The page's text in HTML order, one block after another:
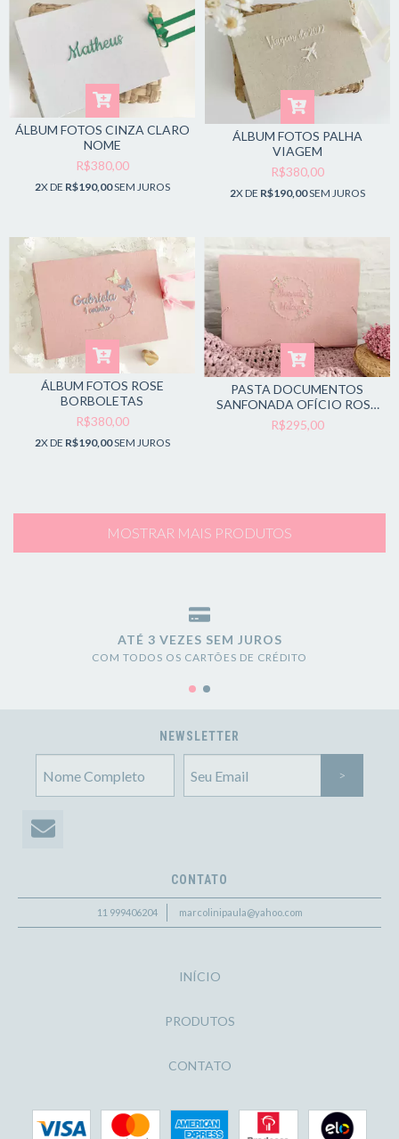
ÁLBUM FOTOS CINZA CLARO
NOME
R$380,00
2X DE R$190,00SEM JUROS
ÁLBUM FOTOS PALHA
VIAGEM
R$380,00
2X DE R$190,00SEM JUROS
ÁLBUM FOTOS ROSE
BORBOLETAS
R$380,00
2X DE R$190,00SEM JUROS
PASTA DOCUMENTOS
SANFONADA OFÍCIO ROSE
CÍRCULO FLORAL
R$295,00
MOSTRAR MAIS PRODUTOS
ATÉ 3 VEZES SEM JUROS
COM TODOS OS CARTÕES DE CRÉDITO
NEWSLETTER
CONTATO
11 999406204 marcolinipaula@yahoo.com
INÍCIO
PRODUTOS
CONTATO